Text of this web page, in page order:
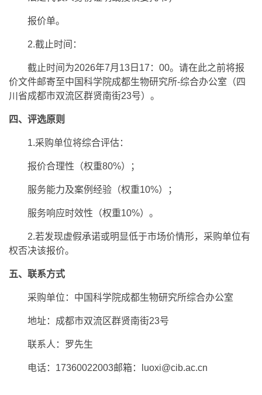
报价单。
2.截止时间：
截止时间为2026年7月13日17：00。请在此之前将报
价文件邮寄至中国科学院成都生物研究所-综合办公室（四
川省成都市双流区群贤南街23号）。
四、评选原则
1.采购单位将综合评估：
报价合理性（权重80%）；
服务能力及案例经验（权重10%）；
服务响应时效性（权重10%）。
2.若发现虚假承诺或明显低于市场价情形，采购单位有
权否决该报价。
五、联系方式
采购单位：中国科学院成都生物研究所综合办公室
地址：成都市双流区群贤南街23号
联系人：罗先生
电话：17360022003邮箱：luoxi@cib.ac.cn